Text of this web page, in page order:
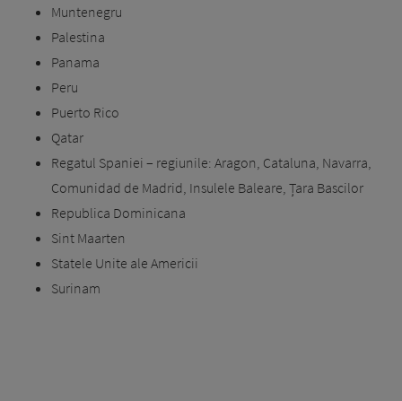
Muntenegru
Palestina
Panama
Peru
Puerto Rico
Qatar
Regatul Spaniei – regiunile: Aragon, Cataluna, Navarra,
Comunidad de Madrid, Insulele Baleare, Țara Bascilor
Republica Dominicana
Sint Maarten
Statele Unite ale Americii
Surinam